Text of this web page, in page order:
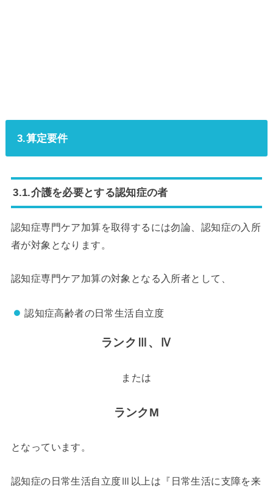
3.算定要件
3.1.介護を必要とする認知症の者
認知症専門ケア加算を取得するには勿論、認知症の入所
者が対象となります。
認知症専門ケア加算の対象となる入所者として、
認知症高齢者の日常生活自立度
ランクⅢ、Ⅳ
または
ランクM
となっています。
認知症の日常生活自立度Ⅲ以上は『 日常生活に支障を来